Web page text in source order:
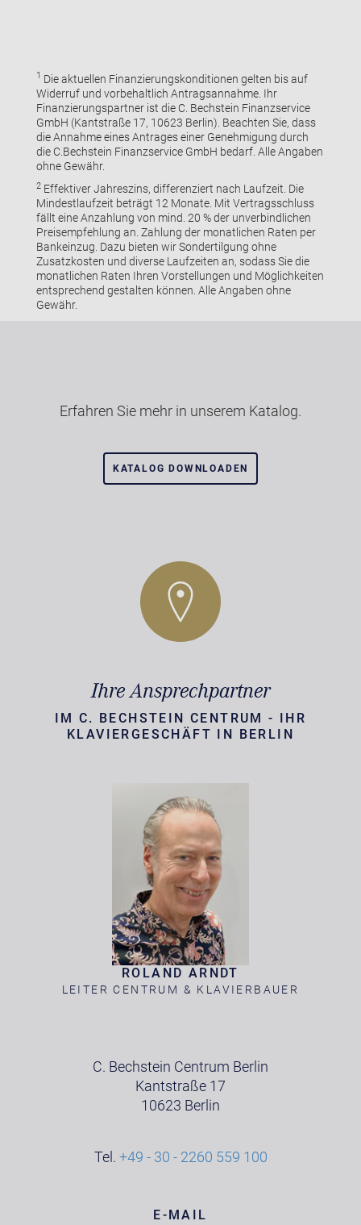
1 Die aktuellen Finanzierungskonditionen gelten bis auf
Widerruf und vorbehaltlich Antragsannahme. Ihr
Finanzierungspartner ist die C. Bechstein Finanzservice
GmbH (Kantstraße 17, 10623 Berlin). Beachten Sie, dass
die Annahme eines Antrages einer Genehmigung durch
die C.Bechstein Finanzservice GmbH bedarf. Alle Angaben
ohne Gewähr.
2Effektiver Jahreszins, differenziert nach Laufzeit. Die
Mindestlaufzeit beträgt 12 Monate. Mit Vertragsschluss
fällt eine Anzahlung von mind. 20 % der unverbindlichen
Preisempfehlung an. Zahlung der monatlichen Raten per
Bankeinzug. Dazu bieten wir Sondertilgung ohne
Zusatzkosten und diverse Laufzeiten an, sodass Sie die
monatlichen Raten Ihren Vorstellungen und Möglichkeiten
entsprechend gestalten können. Alle Angaben ohne
Gewähr.
Erfahren Sie mehr in unserem Katalog.
KATALOG DOWNLOADEN
Ihre Ansprechpartner
IM C. BECHSTEIN CENTRUM - IHR
KLAVIERGESCHÄFT IN BERLIN
ROLAND ARNDT
LEITER CENTRUM & KLAVIERBAUER
C. Bechstein Centrum Berlin
Kantstraße 17
10623 Berlin
Tel. +49 - 30 - 2260 559 100
E-MAIL